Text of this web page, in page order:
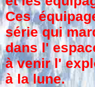
Ces
série qui
dans l'
à venir l'
à la lune.